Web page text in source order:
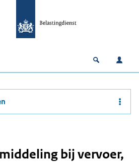
Open
bij vervoer,